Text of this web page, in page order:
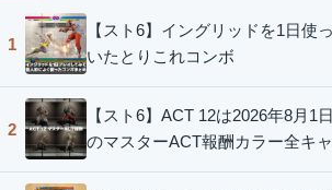
1
【スト6】イングリッドを1日使
いたとりこれコンボ
2
【スト6】ACT 12は2026年8月1
のマスターACT報酬カラー全キ